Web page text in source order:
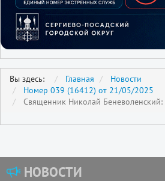
Вы здесь: Главная
Новости
Номер 039 (16412) от 21/05/2025
Священник Николай Беневоленский:
НОВОСТИ